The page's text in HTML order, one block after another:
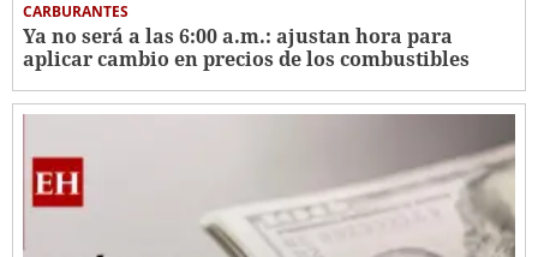
CARBURANTES
Ya no será a las 6:00 a.m.: ajustan hora para
aplicar cambio en precios de los combustibles